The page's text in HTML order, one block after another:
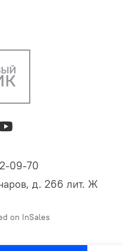
09-70
д. 266 лит. Ж
on InSales